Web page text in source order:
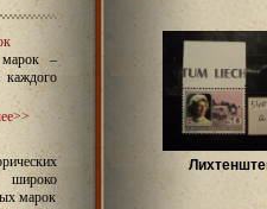
–
широко
марок